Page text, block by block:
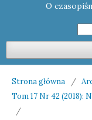
O
Strona główna /
Tom 17 Nr 42
/